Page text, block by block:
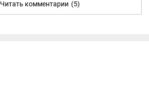
Читать комментарии (5)